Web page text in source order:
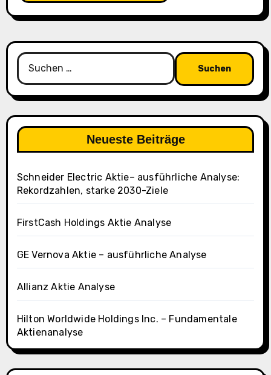
Suchen
nach:
Neueste Beiträge
Schneider Electric Aktie– ausführliche Analyse:
Rekordzahlen, starke 2030-Ziele
FirstCash Holdings Aktie Analyse
GE Vernova Aktie – ausführliche Analyse
Allianz Aktie Analyse
Hilton Worldwide Holdings Inc. – Fundamentale
Aktienanalyse